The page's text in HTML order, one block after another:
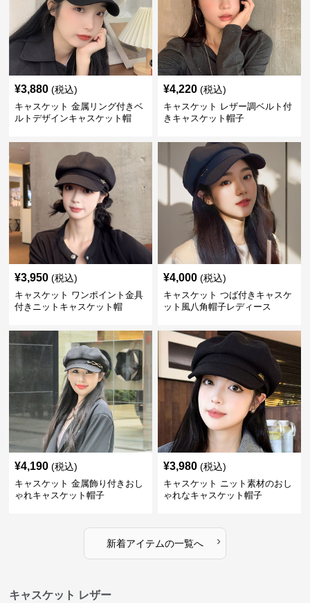
¥3,880 (税込)
キャスケット 金属リング付きベ
ルトデザインキャスケット帽
¥4,220 (税込)
キャスケット レザー調ベルト付
きキャスケット帽子
¥3,950 (税込)
キャスケット ワンポイント金具
付きニットキャスケット帽
¥4,000 (税込)
キャスケット つば付きキャスケ
ット風八角帽子レディース
¥4,190 (税込)
キャスケット 金属飾り付きおし
ゃれキャスケット帽子
¥3,980 (税込)
キャスケット ニット素材のおし
ゃれなキャスケット帽子
新着アイテムの一覧へ ›
キャスケット レザー